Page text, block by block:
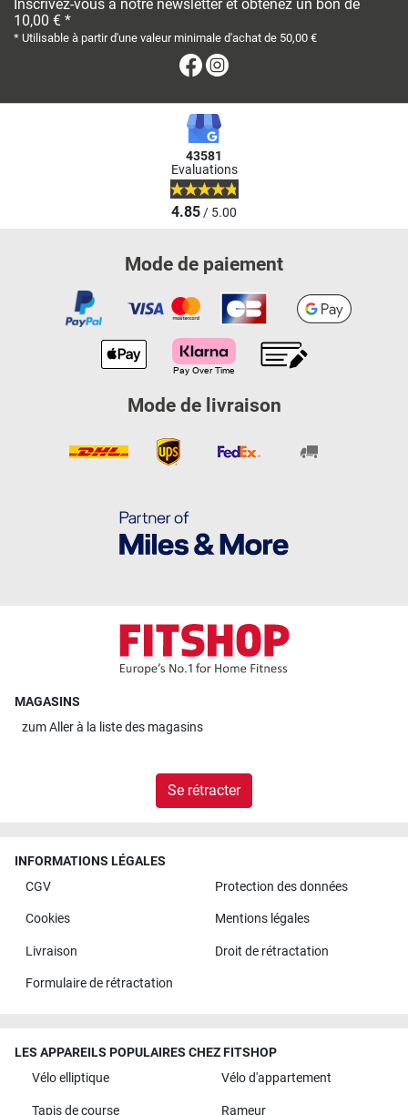
Inscrivez-vous à notre newsletter et obtenez un bon de
10,00 € *
* Utilisable à partir d'une valeur minimale d'achat de 50,00 €
Facebook
43581
Evaluations
4.85/ 5.00
Mode de paiement
Mode de livraison
MAGASINS
zumAller à la liste des magasins
Se rétracter
INFORMATIONS LÉGALES
CGV
Protection des données
Cookies Mentions légales
Livraison Droit de rétractation
Formulaire de rétractation
LES APPAREILS POPULAIRES CHEZ FITSHOP
Vélo elliptique
Vélo d'appartement
Tapis de course Rameur